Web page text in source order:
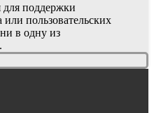
поддержки
пользовательских
в одну из